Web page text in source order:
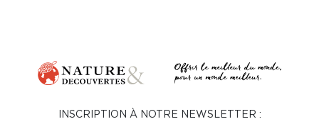
INSCRIPTION À NOTRE NEWSLETTER :